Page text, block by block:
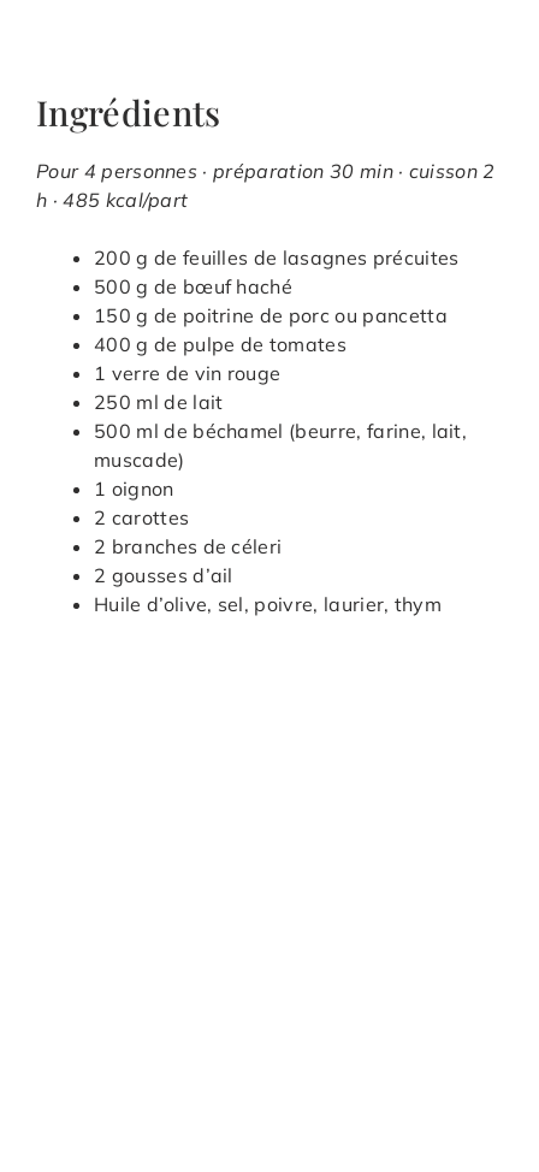
Ingrédients
Pour 4 personnes · préparation 30 min · cuisson 2
h · 485 kcal/part
200 g de feuilles de lasagnes précuites
500 g de bœuf haché
150 g de poitrine de porc ou pancetta
400 g de pulpe de tomates
1 verre de vin rouge
250 ml de lait
500 ml de béchamel (beurre, farine, lait,
muscade)
1 oignon
2 carottes
2 branches de céleri
2 gousses d’ail
Huile d’olive, sel, poivre, laurier, thym